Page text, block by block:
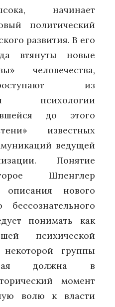
начинает
политический
развития. В его
втянуты новые
человечества,
из
психологии
до этого
известных
ведущей
Понятие
Шпенглер
описания нового
понимать как
психической
группы
должна в
момент
волю к власти